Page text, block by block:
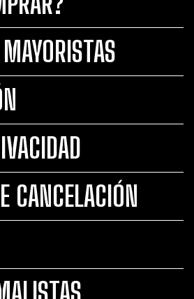
CANCELACIÓN